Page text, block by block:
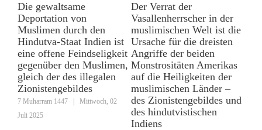
Die gewaltsame
Deportation von
Muslimen durch den
Hindutva-Staat Indien ist
eine offene Feindseligkeit
gegenüber den Muslimen,
gleich der des illegalen
Zionistengebildes
7 Muharram 1447
Mittwoch, 02
Juli 2025
Der Verrat der
Vasallenherrscher in der
muslimischen Welt ist die
Ursache für die dreisten
Angriffe der beiden
Monstrositäten Amerikas
auf die Heiligkeiten der
muslimischen Länder –
des Zionistengebildes und
des hindutvistischen
Indiens